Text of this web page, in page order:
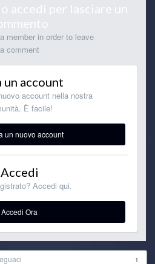
accedi per lasciare un
member in order to leave
a comment
un account
account nella nostra
È facile!
un nuovo account
Accedi
Accedi qui.
Accedi Ora
1